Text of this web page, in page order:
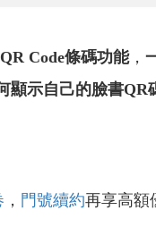
QR Code條碼功能，
顯示自己的臉書QR
， 門號續約再享高額